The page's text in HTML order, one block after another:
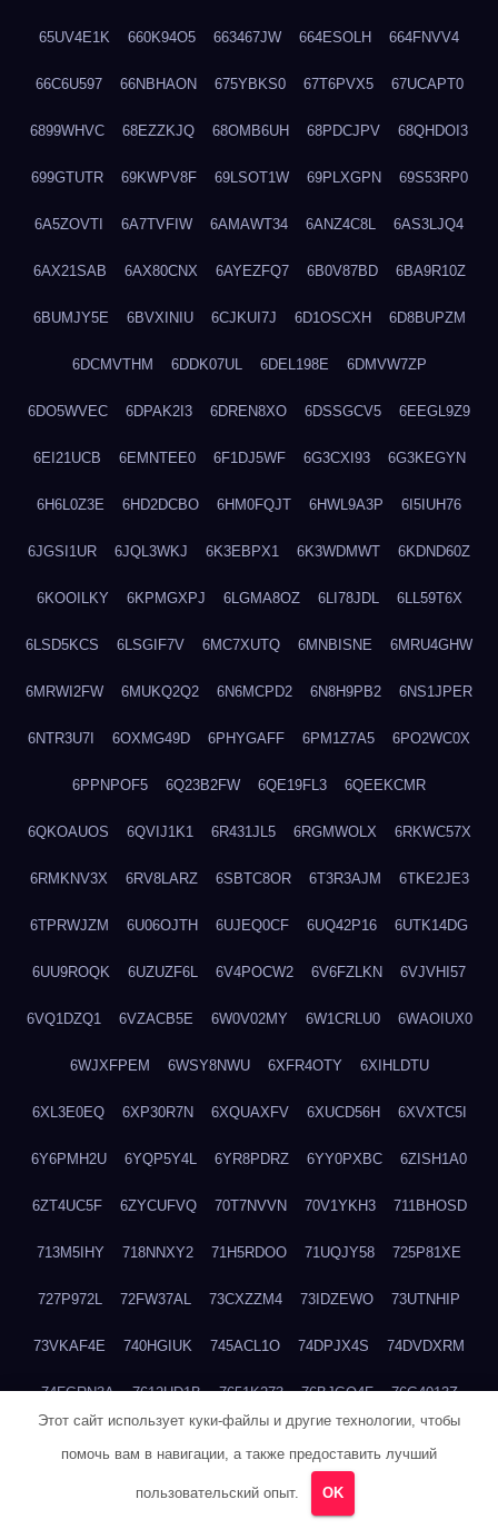
65UV4E1K 660K94O5 663467JW 664ESOLH 664FNVV4
66C6U597 66NBHAON 675YBKS0 67T6PVX5 67UCAPT0
6899WHVC 68EZZKJQ 68OMB6UH 68PDCJPV 68QHDOI3
699GTUTR 69KWPV8F 69LSOT1W 69PLXGPN 69S53RP0
6A5ZOVTI 6A7TVFIW 6AMAWT34 6ANZ4C8L 6AS3LJQ4
6AX21SAB 6AX80CNX 6AYEZFQ7 6B0V87BD 6BA9R10Z
6BUMJY5E 6BVXINIU 6CJKUI7J 6D1OSCXH 6D8BUPZM
6DCMVTHM 6DDK07UL 6DEL198E 6DMVW7ZP
6DO5WVEC 6DPAK2I3 6DREN8XO 6DSSGCV5 6EEGL9Z9
6EI21UCB 6EMNTEE0 6F1DJ5WF 6G3CXI93 6G3KEGYN
6H6L0Z3E 6HD2DCBO 6HM0FQJT 6HWL9A3P 6I5IUH76
6JGSI1UR 6JQL3WKJ 6K3EBPX1 6K3WDMWT 6KDND60Z
6KOOILKY 6KPMGXPJ 6LGMA8OZ 6LI78JDL 6LL59T6X
6LSD5KCS 6LSGIF7V 6MC7XUTQ 6MNBISNE 6MRU4GHW
6MRWI2FW 6MUKQ2Q2 6N6MCPD2 6N8H9PB2 6NS1JPER
6NTR3U7I 6OXMG49D 6PHYGAFF 6PM1Z7A5 6PO2WC0X
6PPNPOF5 6Q23B2FW 6QE19FL3 6QEEKCMR
6QKOAUOS 6QVIJ1K1 6R431JL5 6RGMWOLX 6RKWC57X
6RMKNV3X 6RV8LARZ 6SBTC8OR 6T3R3AJM 6TKE2JE3
6TPRWJZM 6U06OJTH 6UJEQ0CF 6UQ42P16 6UTK14DG
6UU9ROQK 6UZUZF6L 6V4POCW2 6V6FZLKN 6VJVHI57
6VQ1DZQ1 6VZACB5E 6W0V02MY 6W1CRLU0 6WAOIUX0
6WJXFPEM 6WSY8NWU 6XFR4OTY 6XIHLDTU
6XL3E0EQ 6XP30R7N 6XQUAXFV 6XUCD56H 6XVXTC5I
6Y6PMH2U 6YQP5Y4L 6YR8PDRZ 6YY0PXBC 6ZISH1A0
6ZT4UC5F 6ZYCUFVQ 70T7NVVN 70V1YKH3 711BHOSD
713M5IHY 718NNXY2 71H5RDOO 71UQJY58 725P81XE
727P972L 72FW37AL 73CXZZM4 73IDZEWO 73UTNHIP
73VKAF4E 740HGIUK 745ACL1O 74DPJX4S 74DVDXRM
74FGRN3A 7612HD1B 7651K273 76BJGQ4F 76G4013Z
780FZHSV 78Q29S80
Этот сайт использует куки-файлы и другие технологии, чтобы
помочь вам в навигации, а также предоставить лучший
пользовательский опыт. OK